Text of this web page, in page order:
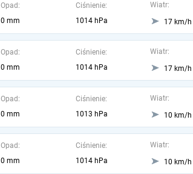
Opad:
0 mm
Ciśnienie:
1014 hPa
Wiatr:
17 km/h
Opad:
0 mm
Ciśnienie:
1014 hPa
Wiatr:
17 km/h
Opad:
0 mm
Ciśnienie:
1013 hPa
Wiatr:
10 km/h
Opad:
0 mm
Ciśnienie:
1014 hPa
Wiatr:
10 km/h